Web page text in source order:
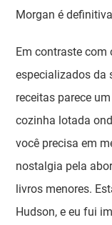
Morgan é
Em contraste com
especializados da
receitas parece
cozinha lotada
você precisa em
nostalgia pela
livros menores.
Hudson, e eu fui